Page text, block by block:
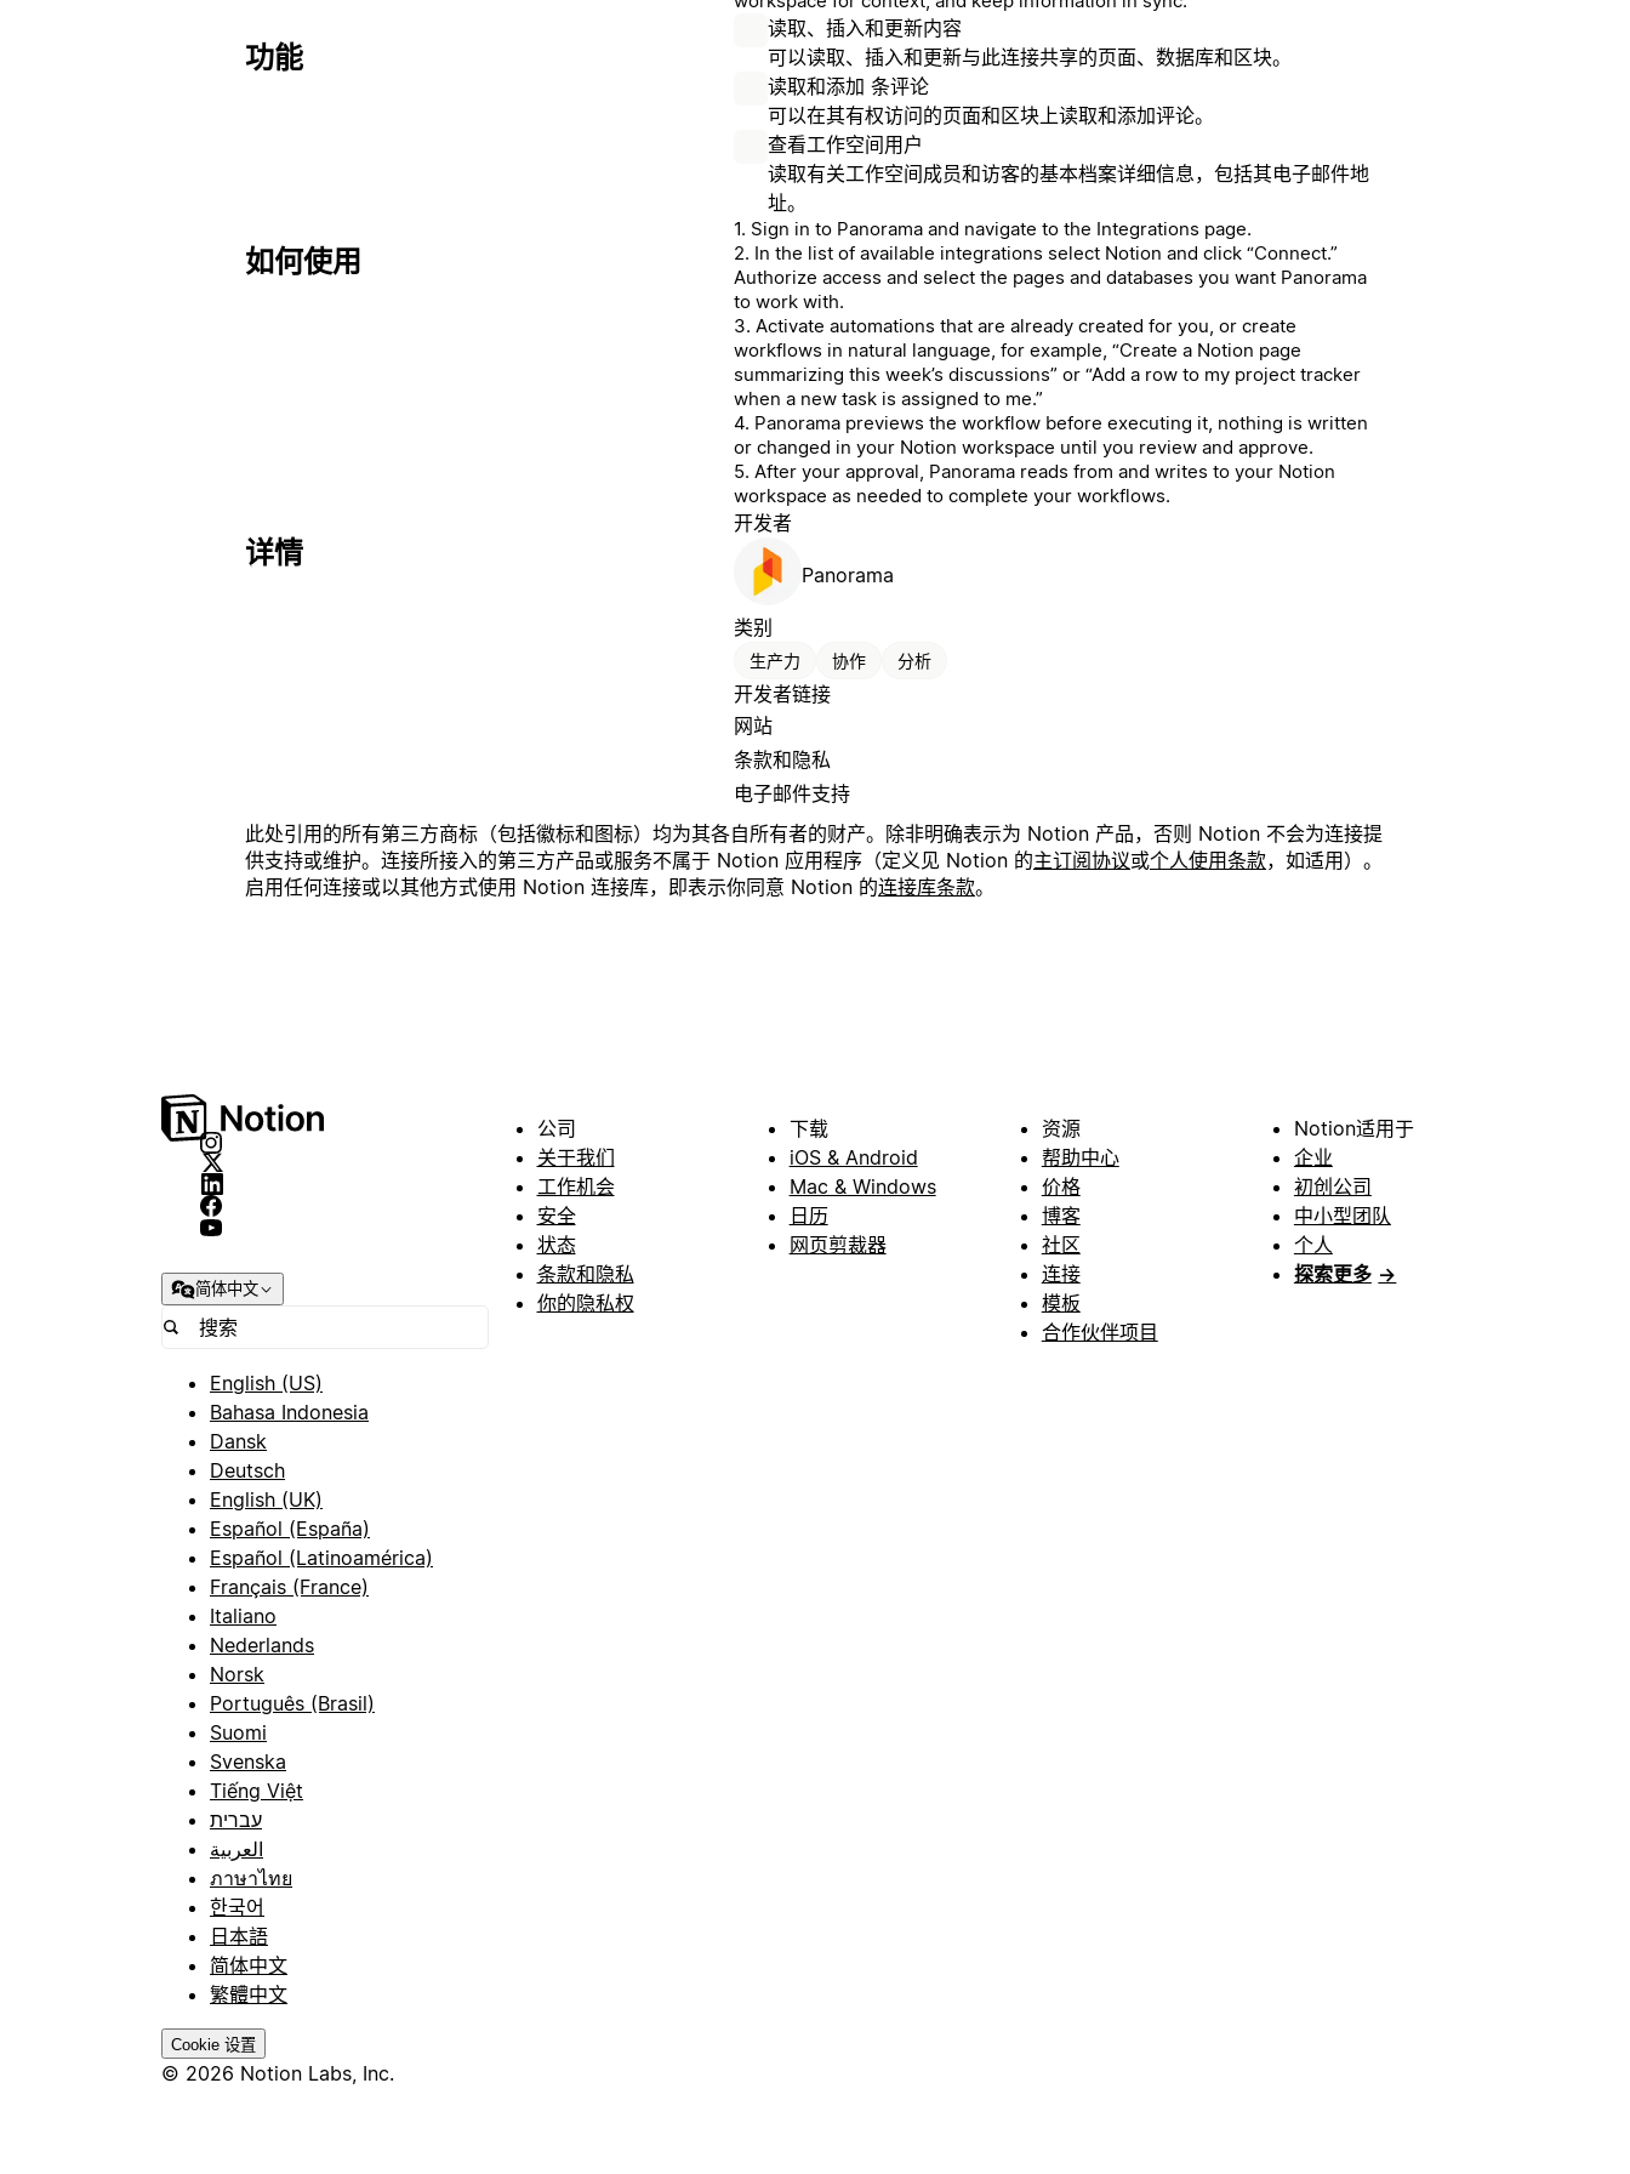
功能
读取、插入和更新内容
可以读取、插入和更新与此连接共享的页面、数据库和区块。
读取和添加 条评论
可以在其有权访问的页面和区块上读取和添加评论。
查看工作空间用户
读取有关工作空间成员和访客的基本档案详细信息，包括其电子邮件地
址。
如何使用
1. Sign in to Panorama and navigate to the Integrations page.
2. In the list of available integrations select Notion and click “Connect.”
Authorize access and select the pages and databases you want Panorama
to work with.
3. Activate automations that are already created for you, or create
workflows in natural language, for example, “Create a Notion page
summarizing this week’s discussions” or “Add a row to my project tracker
when a new task is assigned to me.”
4. Panorama previews the workflow before executing it, nothing is written
or changed in your Notion workspace until you review and approve.
5. After your approval, Panorama reads from and writes to your Notion
workspace as needed to complete your workflows.
详情
开发者
Panorama
类别
生产力 协作 分析
开发者链接
网站
条款和隐私
电子邮件支持
此处引用的所有第三方商标（包括徽标和图标）均为其各自所有者的财产。除非明确表示为 Notion 产品，否则 Notion 不会为连接提
供支持或维护。连接所接入的第三方产品或服务不属于 Notion 应用程序（定义见 Notion 的主订阅协议或个人使用条款，如适用）。
启用任何连接或以其他方式使用 Notion 连接库，即表示你同意 Notion 的连接库条款。
简体中文
English (US)
Bahasa Indonesia
Dansk
Deutsch
English (UK)
Español (España)
Español (Latinoamérica)
Français (France)
Italiano
Nederlands
Norsk
Português (Brasil)
Suomi
Svenska
Tiếng Việt
עברית
العربية
ภาษาไทย
한국어
日本語
简体中文
繁體中文
Cookie 设置
© 2026 Notion Labs, Inc.
公司
关于我们
工作机会
安全
状态
条款和隐私
你的隐私权
下载
iOS & Android
Mac & Windows
日历
网页剪裁器
资源
帮助中心
价格
博客
社区
连接
模板
合作伙伴项目
Notion适用于
企业
初创公司
中小型团队
个人
探索更多 →